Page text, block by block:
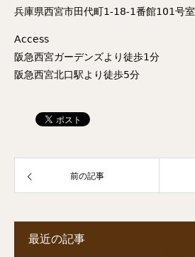
兵庫県西宮市田代町𝟣-𝟣𝟪-𝟣番館𝟣𝟢𝟣号室
𝖠𝖼𝖼𝖾𝗌𝗌
阪急西宮ガーデンズより徒歩𝟣分
阪急西宮北口駅より徒歩𝟧分
前の記事
最近の記事